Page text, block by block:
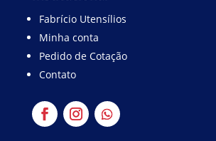
Fabrício Utensílios
Minha conta
Pedido de Cotação
Contato